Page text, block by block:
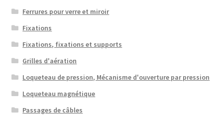
Ferrures pour verre et miroir
Fixations
Fixations, fixations et supports
Grilles d'aération
Loqueteau de pression, Mécanisme d'ouverture par pression
Loqueteau magnétique
Passages de câbles